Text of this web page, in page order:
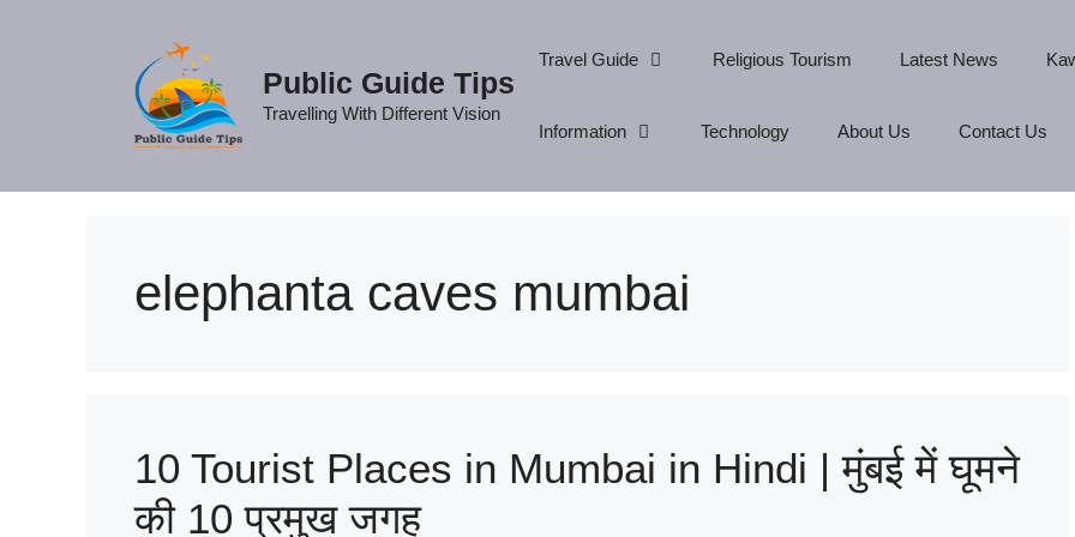
Public Guide Tips
Travelling With Different Vision
Travel Guide Religious Tourism Latest News
Information Technology About Us Contact Us
elephanta caves mumbai
10 Tourist Places in Mumbai in Hindi | मुंबई में घूमने
की 10 प्रमुख जगह